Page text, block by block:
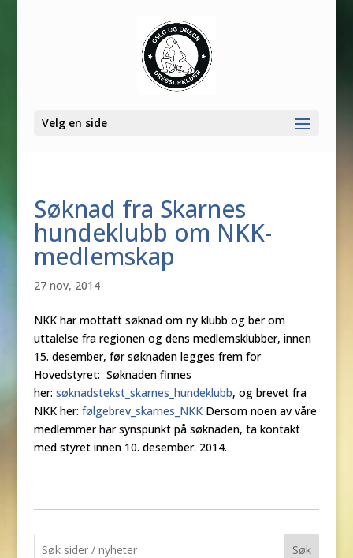
Velg en side
Søknad fra Skarnes
hundeklubb om NKK-
medlemskap
27 nov, 2014
NKK har mottatt søknad om ny klubb og ber om
uttalelse fra regionen og dens medlemsklubber, innen
15. desember, før søknaden legges frem for
Hovedstyret: Søknaden finnes
her: søknadstekst_skarnes_hundeklubb, og brevet fra
NKK her: følgebrev_skarnes_NKKDersom noen av våre
medlemmer har synspunkt på søknaden, ta kontakt
med styret innen 10. desember. 2014.
Søk